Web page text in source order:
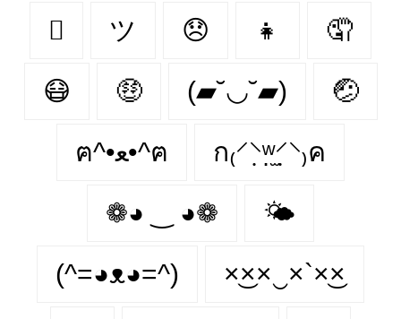
🫩 ツ 😞 👧 🤦‍
😷 🤑 (▰˘◡˘▰) 🤕
ฅ^•ﻌ•^ฅ ก₍⸍⸌̣ʷ̣̫⸍̣⸌₎ค
❁◕ ‿ ◕❁ 🌤
(^=◕ᴥ◕=^) ×͜××‿×`×͜×